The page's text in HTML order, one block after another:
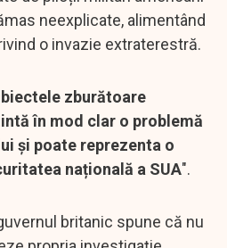
neexplicate, alimentând
o invazie extraterestră.
zburătoare
în mod clar o problemă
și poate reprezenta o
națională a SUA".
britanic spune că nu